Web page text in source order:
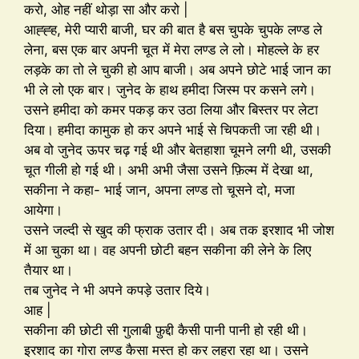
करो, ओह नहीं थोड़ा सा और करो |
आह्ह्ह, मेरी प्यारी बाजी, घर की बात है बस चुपके चुपके लण्ड ले
लेना, बस एक बार अपनी चूत में मेरा लण्ड ले लो। मोहल्ले के हर
लड़के का तो ले चुकी हो आप बाजी। अब अपने छोटे भाई जान का
भी ले लो एक बार। जुनेद के हाथ हमीदा जिस्म पर कसने लगे।
उसने हमीदा को कमर पकड़ कर उठा लिया और बिस्तर पर लेटा
दिया। हमीदा कामुक हो कर अपने भाई से चिपकती जा रही थी।
अब वो जुनेद ऊपर चढ़ गई थी और बेतहाशा चूमने लगी थी, उसकी
चूत गीली हो गई थी। अभी अभी जैसा उसने फ़िल्म में देखा था,
सकीना ने कहा- भाई जान, अपना लण्ड तो चूसने दो, मजा
आयेगा।
उसने जल्दी से खुद की फ्राक उतार दी। अब तक इरशाद भी जोश
में आ चुका था। वह अपनी छोटी बहन सकीना की लेने के लिए
तैयार था।
तब जुनेद ने भी अपने कपड़े उतार दिये।
आह |
सकीना की छोटी सी गुलाबी फ़ुद्दी कैसी पानी पानी हो रही थी।
इरशाद का गोरा लण्ड कैसा मस्त हो कर लहरा रहा था। उसने